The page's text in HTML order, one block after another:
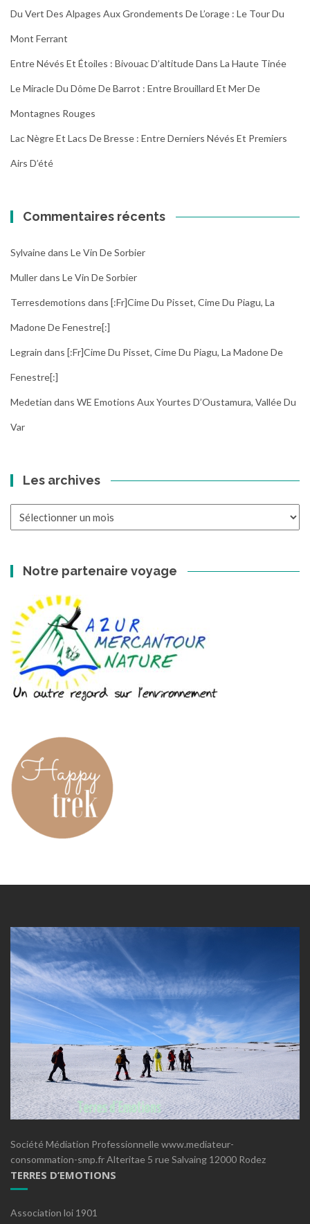
Du Vert Des Alpages Aux Grondements De L’orage : Le Tour Du
Mont Ferrant
Entre Névés Et Étoiles : Bivouac D’altitude Dans La Haute Tinée
Le Miracle Du Dôme De Barrot : Entre Brouillard Et Mer De
Montagnes Rouges
Lac Nègre Et Lacs De Bresse : Entre Derniers Névés Et Premiers
Airs D’été
Commentaires récents
Sylvainedans Le Vin De Sorbier
Mullerdans Le Vin De Sorbier
Terresdemotions dans [:fr]Cime Du Pisset, Cime Du Piagu, La
Madone De Fenestre[:]
Legrain dans [:fr]Cime Du Pisset, Cime Du Piagu, La Madone De
Fenestre[:]
Medetian dans WE Emotions Aux Yourtes D’Oustamura, Vallée Du
Var
Les archives
Notre partenaire voyage
Société Médiation Professionnelle www.mediateur-
consommation-smp.fr Alteritae 5 rue Salvaing 12000 Rodez
TERRES D’EMOTIONS
Association loi 1901